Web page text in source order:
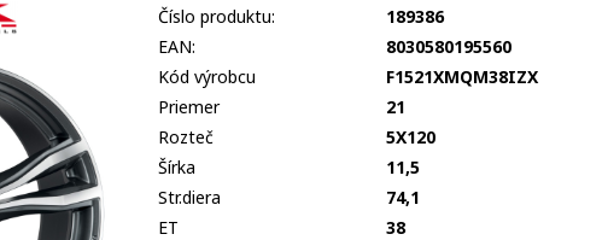
Číslo produktu:
189386
EAN:
8030580195560
Kód výrobcu
F1521XMQM38IZX
Priemer
21
Rozteč
5X120
Šírka
11,5
Str.diera
74,1
ET
38